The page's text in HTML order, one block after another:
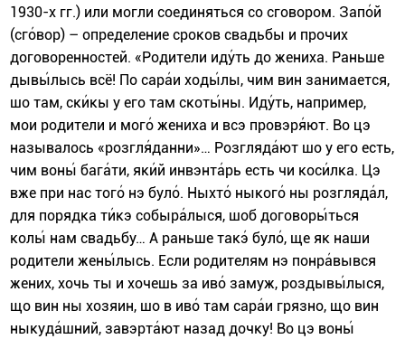
1930-х гг.) или могли соединяться со сговором. Запо́й
(сго́вор) – определение сроков свадьбы и прочих
договоренностей. «Родители иду́ть до жениха. Раньше
дывы́лысь всё! По сара́и ходы́лы, чим вин занимается,
шо там, ски́кы у его там скоты́ны. Иду́ть, например,
мои родители и мого́ жениха и всэ провэря́ют. Во цэ
называлось «розгля́данни»… Розгляда́ют шо у его есть,
чим воны́ бага́ти, яки́й инвэнта́рь есть чи коси́лка. Цэ
вже при нас того́ нэ було́. Ныхто́ ныкого́ ны розгляда́л,
для порядка ти́кэ собыра́лыся, шоб договоры́ться
колы́ нам свадьбу… А раньше такэ́ було́, ще як наши
родители жены́лысь. Если родителям нэ понра́вывся
жених, хочь ты и хочешь за иво́ замуж, роздывы́лыся,
що вин ны хозяин, шо в иво́ там сара́и грязно, що вин
ныкуда́шний, завэрта́ют назад дочку! Во цэ воны́